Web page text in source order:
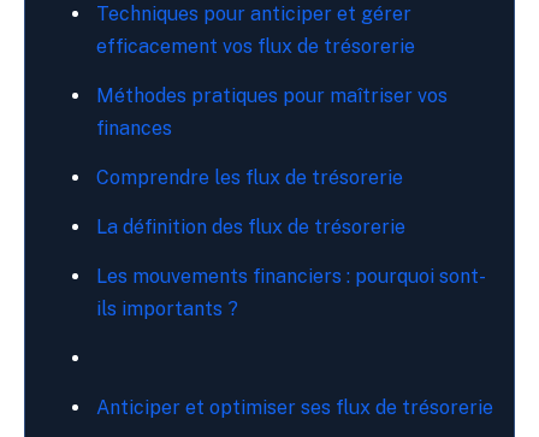
Techniques pour anticiper et gérer
efficacement vos flux de trésorerie
Méthodes pratiques pour maîtriser vos
finances
Comprendre les flux de trésorerie
La définition des flux de trésorerie
Les mouvements financiers : pourquoi sont-
ils importants ?
Anticiper et optimiser ses flux de trésorerie